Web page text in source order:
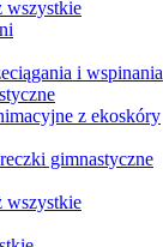
wszystkie
i wspinania
z ekoskóry
gimnastyczne
wszystkie